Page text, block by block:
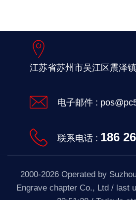
江苏省苏州市吴江区 震泽
电子邮件 :
联系电话 : 186
2000-2026 Operated by
Engrave chapter Co., Ltd / last